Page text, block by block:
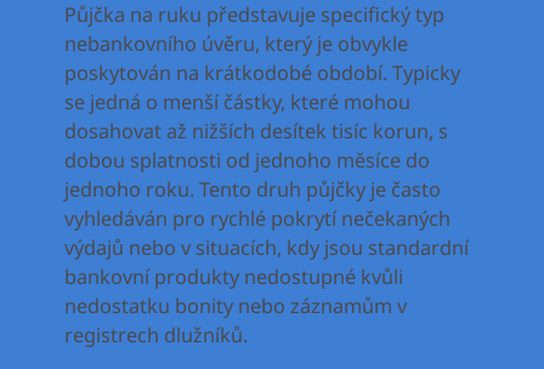
Půjčka na ruku představuje specifický typ
nebankovního úvěru, který je obvykle
poskytován na krátkodobé období. Typicky
se jedná o menší částky, které mohou
dosahovat až nižších desítek tisíc korun, s
dobou splatnosti od jednoho měsíce do
jednoho roku. Tento druh půjčky je často
vyhledáván pro rychlé pokrytí nečekaných
výdajů nebo v situacích, kdy jsou standardní
bankovní produkty nedostupné kvůli
nedostatku bonity nebo záznamům v
registrech dlužníků.